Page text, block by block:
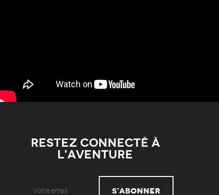
Restez connecté à
l'aventure